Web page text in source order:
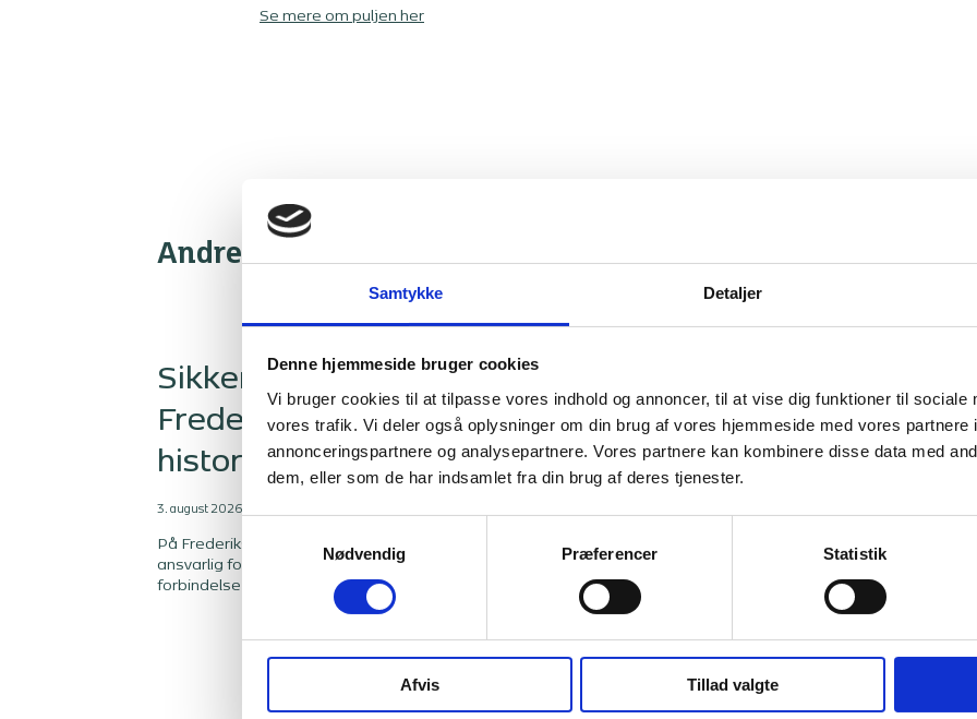
Samtykke Detaljer
Denne hjemmeside bruger cookies
Vi bruger cookies til at tilpasse vores indhold og annoncer, til at vise dig funktioner til sociale
vores trafik. Vi deler også oplysninger om din brug af vores hjemmeside med vores partnere
annonceringspartnere og analysepartnere. Vores partnere kan kombinere disse data med
dem, eller som de har indsamlet fra din brug af deres tjenester.
Nødvendig
Præferencer Statistik
Afvis Tillad valgte
Se mere om puljen her
Andre artikler og gode råd
Sikkerhed på
Frederiksdal slot med
historisk støv i krogene
3. august 2026
På Frederiksdal Slot i Virum er Bang & Beenfeldt
ansvarlig for arbejdsmiljøkoordinering i
forbindelse med en større restaurering af det
fredningshensyn og arbejdsmiljø skal tænkes
facaderenovering
sikrer en sund ejendom
2. juli 2026
Da vand fra taget skabte udfordringer,
gennemførte andelsforeningen på Nørrebro en
værdi og levetid mange år frem. Hør
bestyrelsesformand Torben Bastholm fortælle
Vi